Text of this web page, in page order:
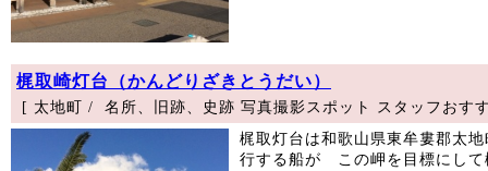
梶取崎灯台（かんどりざきとうだい）
[ 太地町 / 名所、旧跡、史跡 写真撮影スポット スタッフおす
梶取灯台は和歌山県東牟婁郡太
行する船が この岬を目標にして